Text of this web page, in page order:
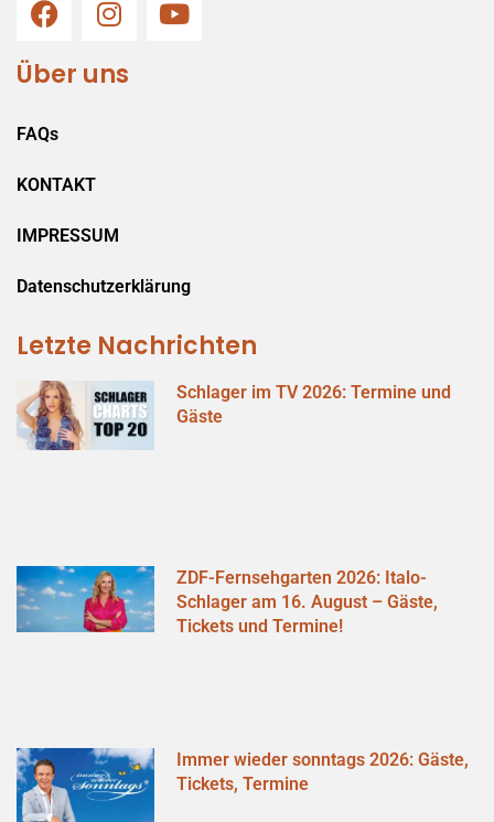
Über uns
FAQs
KONTAKT
IMPRESSUM
Datenschutzerklärung
Letzte Nachrichten
Schlager im TV 2026: Termine und
Gäste
ZDF-Fernsehgarten 2026: Italo-
Schlager am 16. August – Gäste,
Tickets und Termine!
Immer wieder sonntags 2026: Gäste,
Tickets, Termine